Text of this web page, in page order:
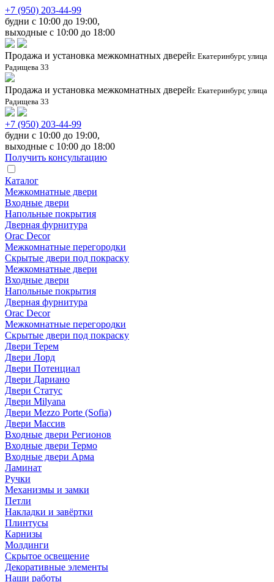
+7 (950) 203-44-99
будни с 10:00 до 19:00,
выходные с 10:00 до 18:00
Продажа и установка межкомнатных дверейг. Екатеринбург, улица
Радищева 33
Продажа и установка межкомнатных дверейг. Екатеринбург, улица
Радищева 33
+7 (950) 203-44-99
будни с 10:00 до 19:00,
выходные с 10:00 до 18:00
Получить консультацию
Каталог
Межкомнатные двери
Входные двери
Напольные покрытия
Дверная фурнитура
Orac Decor
Межкомнатные перегородки
Скрытые двери под покраскy
Межкомнатные двери
Входные двери
Напольные покрытия
Дверная фурнитура
Orac Decor
Межкомнатные перегородки
Скрытые двери под покраскy
Двери Терем
Двери Лорд
Двери Потенциал
Двери Дариано
Двери Статус
Двери Milyana
Двери Mezzo Porte (Sofia)
Двери Массив
Входные двери Регионов
Входные двери Термо
Входные двери Арма
Ламинат
Ручки
Механизмы и замки
Петли
Накладки и завёртки
Плинтусы
Карнизы
Молдинги
Скрытое освещение
Декоративные элементы
Наши работы